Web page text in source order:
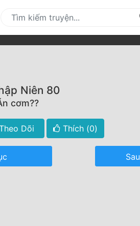
Niên 80
cơm??
Dõi Thích (0)
Sau